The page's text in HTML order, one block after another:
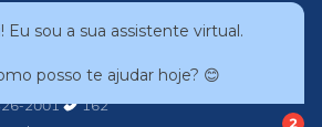
2001
162
2
Eu sou a sua assistente virtual.
posso te ajudar hoje? 😊